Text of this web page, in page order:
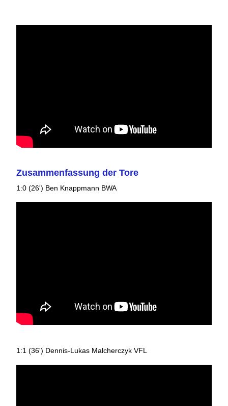
Zusammenfassung der Tore
1:0 (26') Ben Knappmann BWA
1:1 (36') Dennis-Lukas Malcherczyk VFL